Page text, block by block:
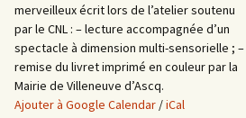
merveilleux écrit lors de l’atelier soutenu
par le CNL : – lecture accompagnée d’un
spectacle à dimension multi-sensorielle ; –
remise du livret imprimé en couleur par la
Mairie de Villeneuve d’Ascq.
Ajouter à Google Calendar /iCal